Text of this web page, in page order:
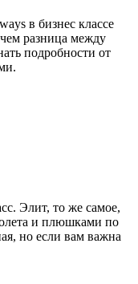
в бизнес классе
разница между
подробности от
Элит, то же самое,
и плюшками по
но если вам важна